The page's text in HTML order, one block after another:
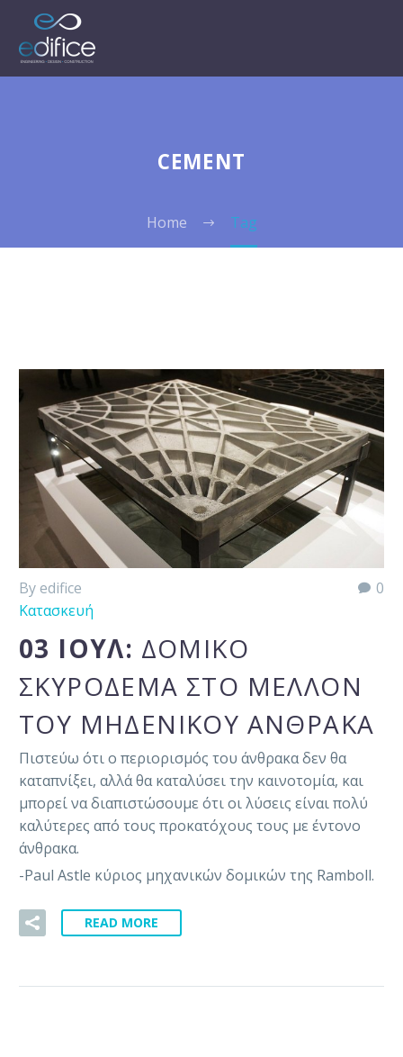
CEMENT
Home Tag
0
By edifice
Κατασκευή
03 ΙΟΎΛ: ΔΟΜΙΚΌ
ΣΚΥΡΌΔΕΜΑ ΣΤΟ ΜΈΛΛΟΝ
ΤΟΥ ΜΗΔΕΝΙΚΟΎ ΆΝΘΡΑΚΑ
Πιστεύω ότι ο περιορισμός του άνθρακα δεν θα
καταπνίξει, αλλά θα καταλύσει την καινοτομία, και
μπορεί να διαπιστώσουμε ότι οι λύσεις είναι πολύ
καλύτερες από τους προκατόχους τους με έντονο
άνθρακα.
-Paul Astle κύριος μηχανικών δομικών της Ramboll.
READ MORE